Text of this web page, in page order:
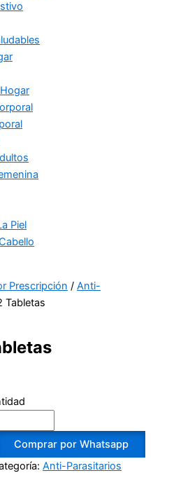
Piel
Prescripción / Anti-
Tabletas
Comprar por Whatsapp
Anti-Parasitarios